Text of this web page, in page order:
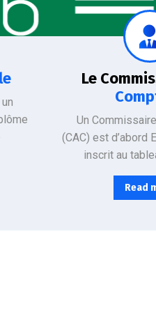
Le
Un
(CAC) est d’abord
inscrit au
Read